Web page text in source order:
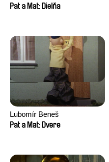
Pat a Mat: Dielňa
Lubomír Beneš
Pat a Mat: Dvere